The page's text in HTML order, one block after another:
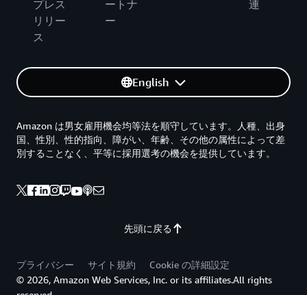
プレス
リリー
ス
ートナ
ー
連
English
先頭に戻る
Amazon は男女雇用機会均等法を順守しています。人種、出身
国、性別、性的指向、障がい、年齢、その他の属性によって差
別することなく、平等に採用選考の機会を提供しています。
プライバシー サイト規約
Cookie の詳細設定
© 2026, Amazon Web Services, Inc. or its affiliates.All rights